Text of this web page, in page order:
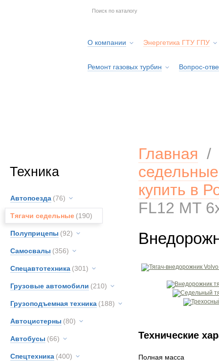
О компании Энергетика ГТУ ГПУ
Ремонт газовых турбин Вопрос-
Техника
Автопоезда (76)
Тягачи седельные (190)
Полуприцепы (92)
Самосвалы (356)
Спецавтотехника (301)
Грузовые автомобили (210)
Грузоподъемная техника (188)
Автоцистерны (80)
Автобусы (66)
Спецтехника (400)
Главная
седельные
купить в
FL12 MT
Технические
Полная масса